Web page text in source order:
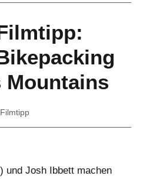
Mountains
Filmtipp
und Josh Ibbett machen